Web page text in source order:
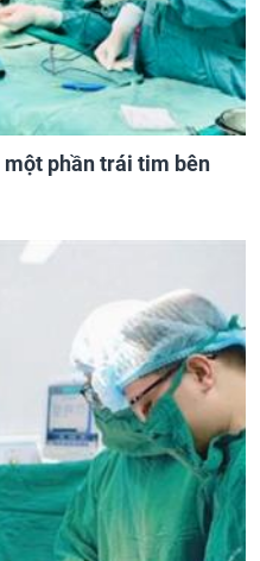
một phần trái tim bên